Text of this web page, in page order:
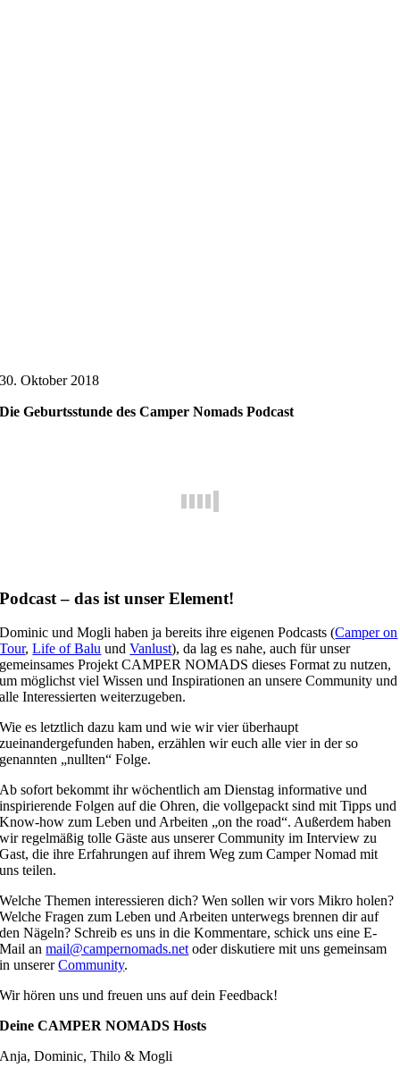
30. Oktober 2018
Die Geburtsstunde des Camper Nomads Podcast
Podcast – das ist unser Element!
Dominic und Mogli haben ja bereits ihre eigenen Podcasts (Camper on
Tour,Life of Balu undVanlust), da lag es nahe, auch für unser
gemeinsames Projekt CAMPER NOMADS dieses Format zu nutzen,
um möglichst viel Wissen und Inspirationen an unsere Community und
alle Interessierten weiterzugeben.
Wie es letztlich dazu kam und wie wir vier überhaupt
zueinandergefunden haben, erzählen wir euch alle vier in der so
genannten „nullten“ Folge.
Ab sofort bekommt ihr wöchentlich am Dienstag informative und
inspirierende Folgen auf die Ohren, die vollgepackt sind mit Tipps und
Know-how zum Leben und Arbeiten „on the road“. Außerdem haben
wir regelmäßig tolle Gäste aus unserer Community im Interview zu
Gast, die ihre Erfahrungen auf ihrem Weg zum Camper Nomad mit
uns teilen.
Welche Themen interessieren dich? Wen sollen wir vors Mikro holen?
Welche Fragen zum Leben und Arbeiten unterwegs brennen dir auf
den Nägeln? Schreib es uns in die Kommentare, schick uns eine E-
Mail anmail@campernomads.netoder diskutiere mit uns gemeinsam
in unsererCommunity.
Wir hören uns und freuen uns auf dein Feedback!
Deine CAMPER NOMADS Hosts
Anja, Dominic, Thilo & Mogli